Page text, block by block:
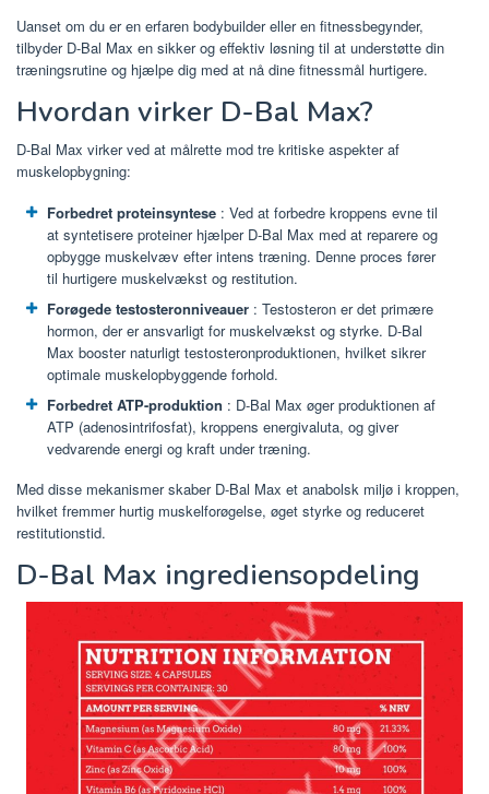
Uanset om du er en erfaren bodybuilder eller en fitnessbegynder,
tilbyder D-Bal Max en sikker og effektiv løsning til at understøtte din
træningsrutine og hjælpe dig med at nå dine fitnessmål hurtigere.
Hvordan virker D-Bal Max?
D-Bal Max virker ved at målrette mod tre kritiske aspekter af
muskelopbygning:
Forbedret proteinsyntese : Ved at forbedre kroppens evne til
at syntetisere proteiner hjælper D-Bal Max med at reparere og
opbygge muskelvæv efter intens træning. Denne proces fører
til hurtigere muskelvækst og restitution.
Forøgede testosteronniveauer : Testosteron er det primære
hormon, der er ansvarligt for muskelvækst og styrke. D-Bal
Max booster naturligt testosteronproduktionen, hvilket sikrer
optimale muskelopbyggende forhold.
Forbedret ATP-produktion : D-Bal Max øger produktionen af ​​
ATP (adenosintrifosfat), kroppens energivaluta, og giver
vedvarende energi og kraft under træning.
Med disse mekanismer skaber D-Bal Max et anabolsk miljø i kroppen,
hvilket fremmer hurtig muskelforøgelse, øget styrke og reduceret
restitutionstid.
D-Bal Max ingrediensopdeling